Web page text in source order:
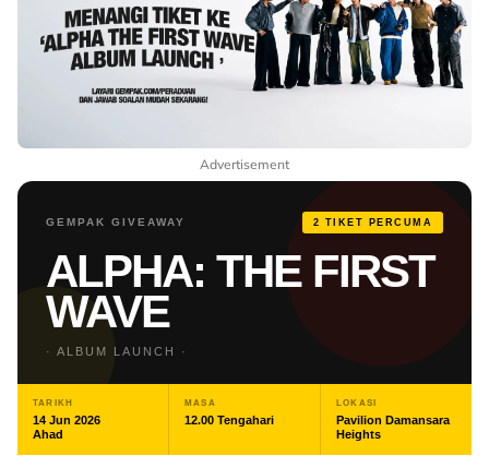
Advertisement
GEMPAK GIVEAWAY 2 TIKET PERCUMA
ALPHA: THE FIRST
WAVE
· ALBUM LAUNCH ·
TARIKH
14 Jun 2026
Ahad
MASA
12.00 Tengahari
LOKASI
Pavilion Damansara
Heights